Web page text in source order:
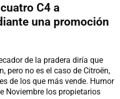
C4 a
una promoción
de la pradera diría que
pero no es el caso de Citroën,
de los que más vende. Humor
Noviembre los propietarios